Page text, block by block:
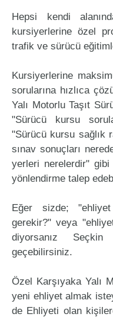
Hepsi kendi
kursiyerlerine özel
trafik ve sürücü
Kursiyerlerine
sorularına hızlıca
Yalı Motorlu Taşıt
"Sürücü kursu
"Sürücü kursu sağlık
sınav sonuçları
yerleri nerelerdir" gibi
yönlendirme talep
Eğer sizde;
gerekir?" veya
diyorsanız
geçebilirsiniz.
Özel Karşıyaka Yalı
yeni ehliyet almak
de Ehliyeti olan